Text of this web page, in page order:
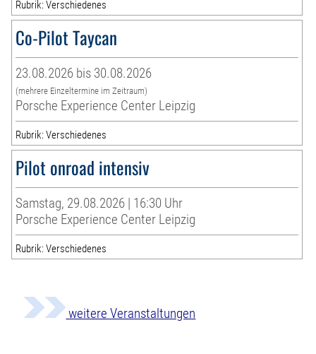
Rubrik: Verschiedenes
Co-Pilot Taycan
23.08.2026 bis 30.08.2026
(mehrere Einzeltermine im Zeitraum)
Porsche Experience Center Leipzig
Rubrik: Verschiedenes
Pilot onroad intensiv
Samstag, 29.08.2026 | 16:30 Uhr
Porsche Experience Center Leipzig
Rubrik: Verschiedenes
weitere Veranstaltungen